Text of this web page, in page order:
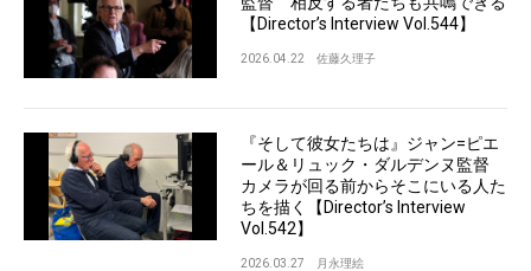
【Director’s Interview Vol.544】
2026.04.22 佐藤久理子
『そして彼女たちは』ジャン=ピエ
ール＆リュック・ダルデンヌ監督
カメラが回る前からそこにいる人た
ちを描く【Director’s Interview
Vol.542】
2026.03.27 月永理絵